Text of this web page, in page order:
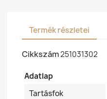
Termék részletei
Cikkszám251031302
Adatlap
Tartásfok